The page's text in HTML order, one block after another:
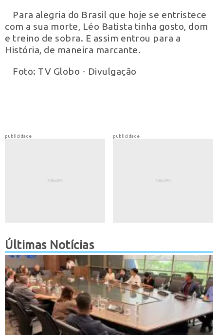
Para alegria do Brasil que hoje se entristece
com a sua morte, Léo Batista tinha gosto, dom
e treino de sobra. E assim entrou para a
História, de maneira marcante.
Foto: TV Globo - Divulgação
publicidade
Últimas Notícias
publicidade